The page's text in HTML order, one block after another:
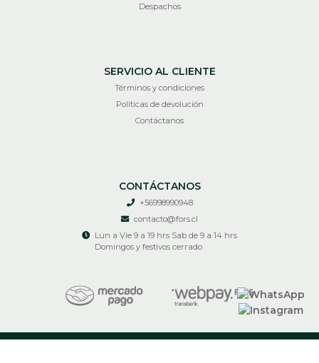
Despachos
SERVICIO AL CLIENTE
Términos y condiciones
Políticas de devolución
Contáctanos
CONTÁCTANOS
+56998990948
contacto@fors.cl
Lun a Vie 9 a 19 hrs Sab de 9 a 14 hrs
Domingos y festivos cerrado
RECIR © 2026